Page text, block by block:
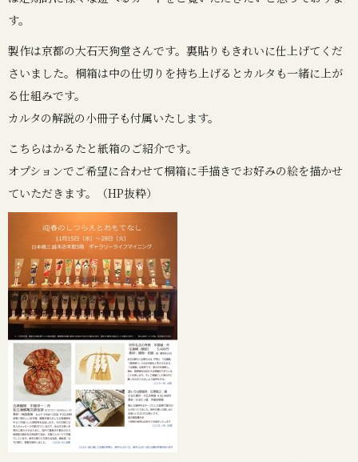
す。
製作は京都の大石天狗堂さんです。裏貼りもきれいに仕上げてくだ
さいました。桐箱は中の仕切りを持ち上げるとカルタも一緒に上が
る仕組みです。
カルタの解説の小冊子も付属いたします。
こちらはかるたと紙箱のご紹介です。
オプションでご希望に合わせて桐箱に手描きでお好みの絵を描かせ
ていただきます。（HP抜粋）